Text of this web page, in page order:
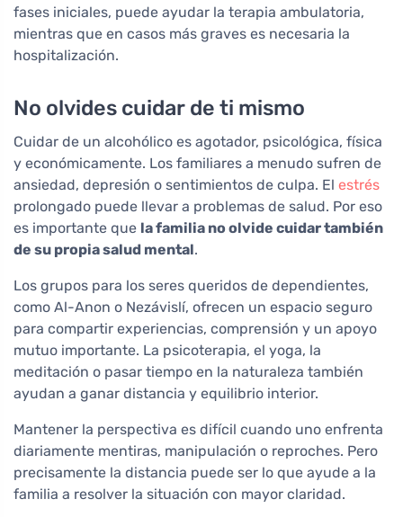
fases iniciales, puede ayudar la terapia ambulatoria,
mientras que en casos más graves es necesaria la
hospitalización.
No olvides cuidar de ti mismo
Cuidar de un alcohólico es agotador, psicológica, física
y económicamente. Los familiares a menudo sufren de
ansiedad, depresión o sentimientos de culpa. El estrés
prolongado puede llevar a problemas de salud. Por eso
es importante que la familia no olvide cuidar también
de su propia salud mental.
Los grupos para los seres queridos de dependientes,
como Al-Anon o Nezávislí, ofrecen un espacio seguro
para compartir experiencias, comprensión y un apoyo
mutuo importante. La psicoterapia, el yoga, la
meditación o pasar tiempo en la naturaleza también
ayudan a ganar distancia y equilibrio interior.
Mantener la perspectiva es difícil cuando uno enfrenta
diariamente mentiras, manipulación o reproches. Pero
precisamente la distancia puede ser lo que ayude a la
familia a resolver la situación con mayor claridad.